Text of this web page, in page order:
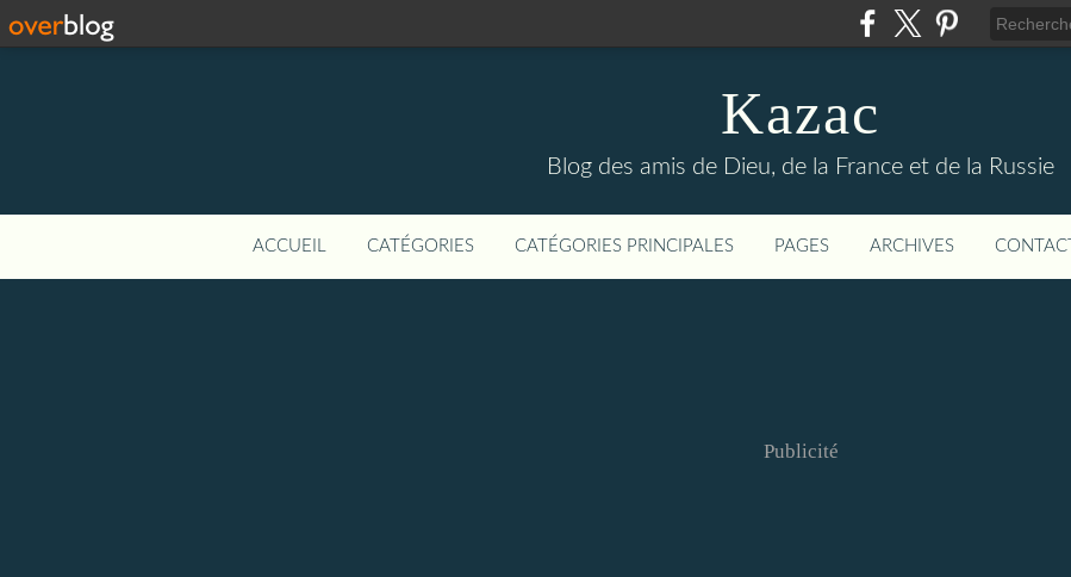
Kazac
Blog des amis de Dieu, de la France et de la Russie
ACCUEIL CATÉGORIES CATÉGORIES PRINCIPALES PAGES ARCHIVES CONTACT
Publicité